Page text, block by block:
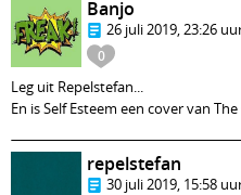
0
Banjo
26 juli 2019, 23:26
Leg uit Repelstefan...
En is Self Esteem een cover van
repelstefan
30 juli 2019, 15:58